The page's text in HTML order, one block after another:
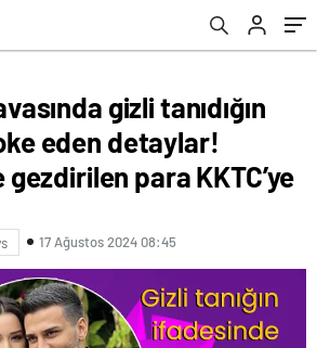
para KKTC’ye
gizli tanıdığın
eden detaylar!
para KKTC’ye
17 Ağustos 2024 08:45